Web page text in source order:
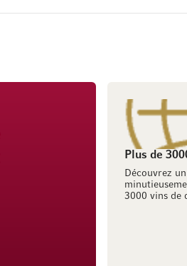
Plus de
Découvrez
3000 vins de